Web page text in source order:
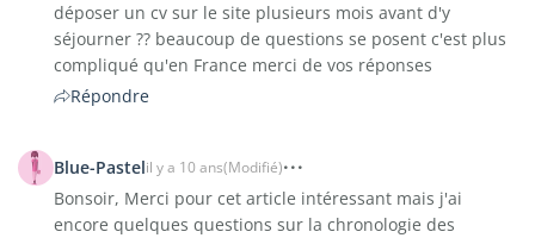
déposer un cv sur le site plusieurs mois avant d'y
séjourner ?? beaucoup de questions se posent c'est plus
compliqué qu'en France merci de vos réponses
Répondre
Blue-Pastelil y a 10 ans(Modifié)
Bonsoir, Merci pour cet article intéressant mais j'ai
encore quelques questions sur la chronologie des